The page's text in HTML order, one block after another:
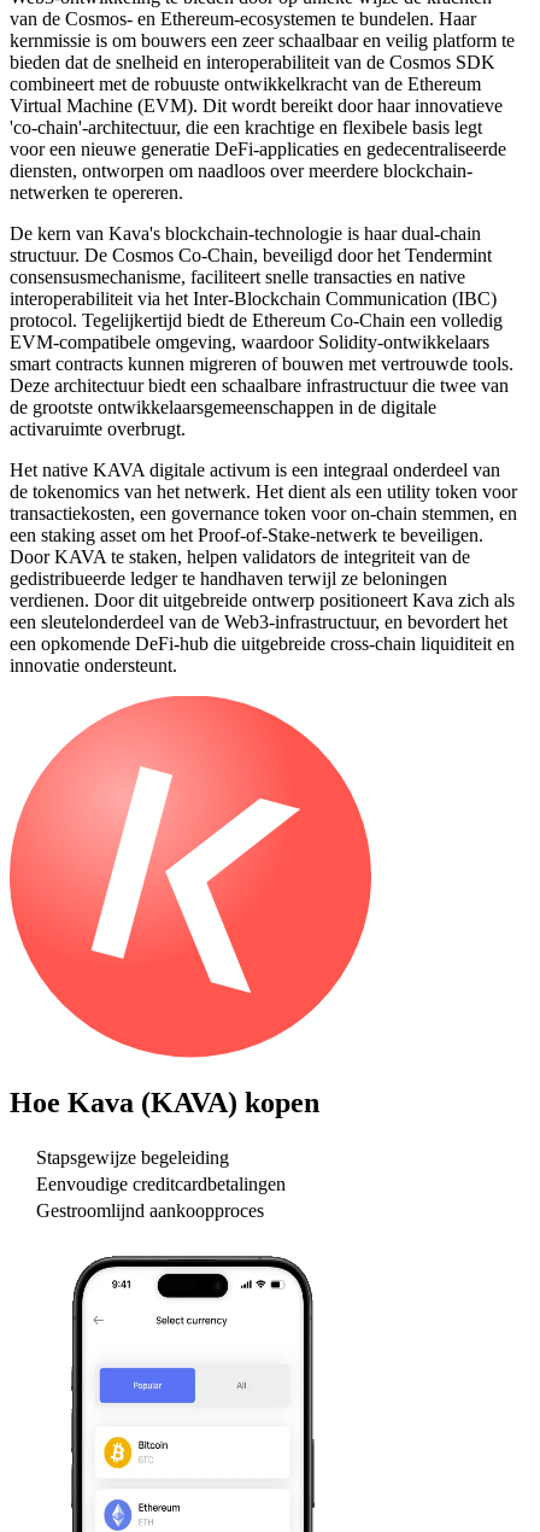
van de Cosmos- en Ethereum-ecosystemen te bundelen. Haar
kernmissie is om bouwers een zeer schaalbaar en veilig platform te
bieden dat de snelheid en interoperabiliteit van de Cosmos SDK
combineert met de robuuste ontwikkelkracht van de Ethereum
Virtual Machine (EVM). Dit wordt bereikt door haar innovatieve
'co-chain'-architectuur, die een krachtige en flexibele basis legt
voor een nieuwe generatie DeFi-applicaties en gedecentraliseerde
diensten, ontworpen om naadloos over meerdere blockchain-
netwerken te opereren.
De kern van Kava's blockchain-technologie is haar dual-chain
structuur. De Cosmos Co-Chain, beveiligd door het Tendermint
consensusmechanisme, faciliteert snelle transacties en native
interoperabiliteit via het Inter-Blockchain Communication (IBC)
protocol. Tegelijkertijd biedt de Ethereum Co-Chain een volledig
EVM-compatibele omgeving, waardoor Solidity-ontwikkelaars
smart contracts kunnen migreren of bouwen met vertrouwde tools.
Deze architectuur biedt een schaalbare infrastructuur die twee van
de grootste ontwikkelaarsgemeenschappen in de digitale
activaruimte overbrugt.
Het native KAVA digitale activum is een integraal onderdeel van
de tokenomics van het netwerk. Het dient als een utility token voor
transactiekosten, een governance token voor on-chain stemmen, en
een staking asset om het Proof-of-Stake-netwerk te beveiligen.
Door KAVA te staken, helpen validators de integriteit van de
gedistribueerde ledger te handhaven terwijl ze beloningen
verdienen. Door dit uitgebreide ontwerp positioneert Kava zich als
een sleutelonderdeel van de Web3-infrastructuur, en bevordert het
een opkomende DeFi-hub die uitgebreide cross-chain liquiditeit en
innovatie ondersteunt.
Hoe Kava (KAVA) kopen
Stapsgewijze begeleiding
Eenvoudige creditcardbetalingen
Gestroomlijnd aankoopproces